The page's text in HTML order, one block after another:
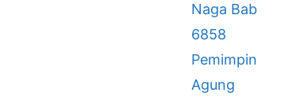
Naga Bab
6858
Pemimpin
Agung